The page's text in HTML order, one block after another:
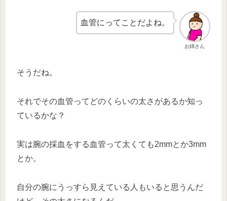
お姉さん
血管にってことだよね。
そうだね。
それでその血管ってどのくらいの太さがあるか知っ
ているかな？
実は腕の採血をする血管って太くても2mmとか3mm
とか。
自分の腕にうっすら見えている人もいると思うんだ